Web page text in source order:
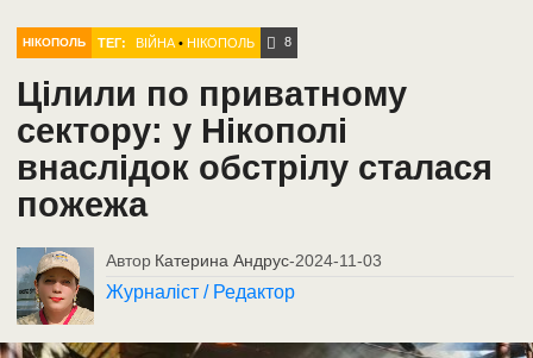
НІКОПОЛЬ ТЕГ: ВІЙНА •НІКОПОЛЬ 8
Цілили по приватному
сектору: у Нікополі
внаслідок обстрілу сталася
пожежа
Автор Катерина Андрус-2024-11-03
Журналіст / Редактор